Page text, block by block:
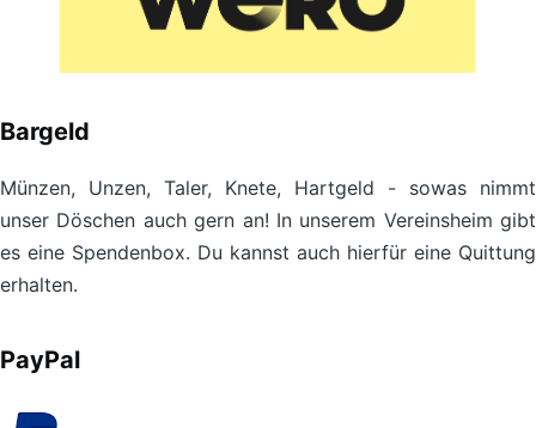
Bargeld
Münzen, Unzen, Taler, Knete, Hartgeld - sowas nimmt
unser Döschen auch gern an! In unserem Vereinsheim gibt
es eine Spendenbox. Du kannst auch hierfür eine Quittung
erhalten.
PayPal